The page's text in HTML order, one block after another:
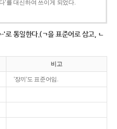
’를 대신하여 쓰이게 되었다.
'로 통일한다.(ㄱ을 표준어로 삼고, ㄴ
비고
'장끼'도 표준어임.